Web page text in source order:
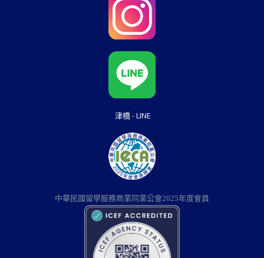
津橋 - LINE
中華民國留學服務商業同業公會2025年度會員